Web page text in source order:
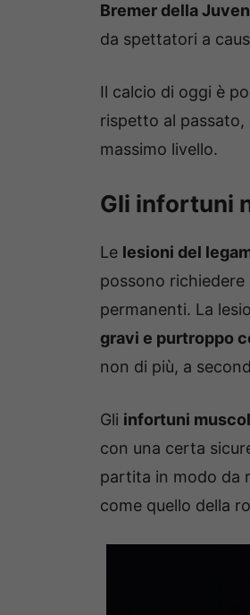
Bremer della
da spettatori a
Il calcio di oggi è
rispetto al passato,
massimo livello.
Gli infortuni
Le lesioni del
possono
permanenti. La
gravi e purtroppo
non di più, a
Gli infortuni
con una certa
partita in modo da
come quello della